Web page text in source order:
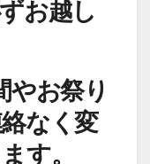
お越し
やお祭り
なく変
す。